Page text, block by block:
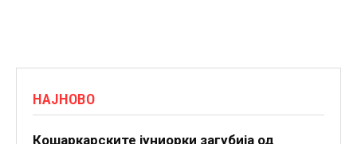
НАЈНОВО
Кошаркарските јуниорки загубија од